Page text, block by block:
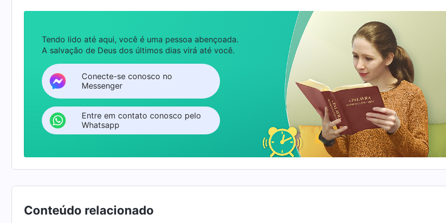
ele está sempre emoração. Não tem cabeça para se concentrar em comida, roupas e outros
prazeres; ele ora constantemente no coração, examinando a si mesmo para ver se recentemente
fez algo errado ou contrariou a verdade de alguma forma. Em geral, quando você enfrenta uma
doença grave ou uma enfermidade estranha que lhe causa sofrimento terrível, isso não acontece
por acaso. A intenção de Deus está tanto em sua doença como em sua boa saúde. Normalmente,
quando o Espírito Santo opera e você está fisicamente bem, você consegue buscar a Deus, mas
você deixa de buscá-Lo quando adoece e sofre, tampouco você sabe como fazê-lo. Você vive na
doença, sempre pensando em qual tratamento o fará melhorar mais rápido. Em momentos assim,
você inveja aqueles que não estão doentes e quer se livrar da doença o quanto antes. Essas são
emoções negativas e resistentes”(A Palavra, vol. 3: Os discursos de Cristo dos últimos dias, “Na crença
em Deus, ganhar a verdade é a coisa mais crucial”). “Adoecer está realmente fora de seu controle. Se
você adoecer e não houver como curá-lo, então esse é o sofrimento que você deve suportar. Não
tente se livrar dele; primeiro você precisa se submeter, orar a Deus e buscar Seus desejos. […] Se
Tendo lido até aqui, você é uma pessoa abençoada.
A salvação de Deus dos últimos dias virá até você.
Conecte-se conosco no
Messenger
Entre em contato conosco pelo
Whatsapp
Conteúdo relacionado